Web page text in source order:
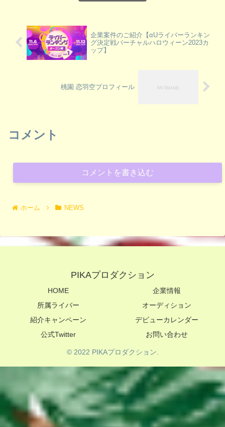
企業案件のご紹介【αUライバーランキン
グ決定戦バーチャルハロウィーン2023カ
ップ】
桃園 恋羽空プロフィール
コメント
コメントを書き込む
ホーム NEWS
PIKAプロダクション
HOME
企業情報
所属ライバー
オーディション
紹介キャンペーン
デビューカレンダー
公式Twitter
お問い合わせ
© 2022 PIKAプロダクション.